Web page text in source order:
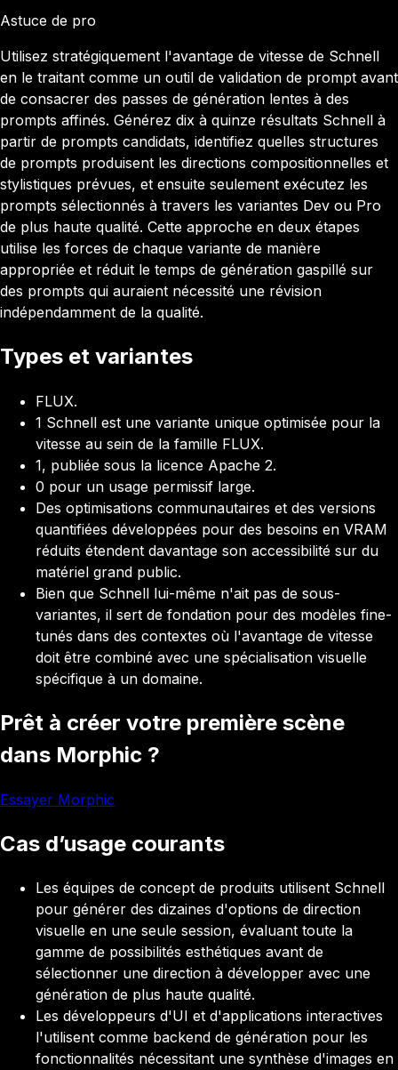
Astuce de pro
Utilisez stratégiquement l'avantage de vitesse de Schnell
en le traitant comme un outil de validation de prompt avant
de consacrer des passes de génération lentes à des
prompts affinés. Générez dix à quinze résultats Schnell à
partir de prompts candidats, identifiez quelles structures
de prompts produisent les directions compositionnelles et
stylistiques prévues, et ensuite seulement exécutez les
prompts sélectionnés à travers les variantes Dev ou Pro
de plus haute qualité. Cette approche en deux étapes
utilise les forces de chaque variante de manière
appropriée et réduit le temps de génération gaspillé sur
des prompts qui auraient nécessité une révision
indépendamment de la qualité.
Types et variantes
FLUX.
1 Schnell est une variante unique optimisée pour la
vitesse au sein de la famille FLUX.
1, publiée sous la licence Apache 2.
0 pour un usage permissif large.
Des optimisations communautaires et des versions
quantifiées développées pour des besoins en VRAM
réduits étendent davantage son accessibilité sur du
matériel grand public.
Bien que Schnell lui-même n'ait pas de sous-
variantes, il sert de fondation pour des modèles fine-
tunés dans des contextes où l'avantage de vitesse
doit être combiné avec une spécialisation visuelle
spécifique à un domaine.
Prêt à créer votre première scène
dans Morphic ?
Essayer Morphic
Cas d’usage courants
Les équipes de concept de produits utilisent Schnell
pour générer des dizaines d'options de direction
visuelle en une seule session, évaluant toute la
gamme de possibilités esthétiques avant de
sélectionner une direction à développer avec une
génération de plus haute qualité.
Les développeurs d'UI et d'applications interactives
l'utilisent comme backend de génération pour les
fonctionnalités nécessitant une synthèse d'images en